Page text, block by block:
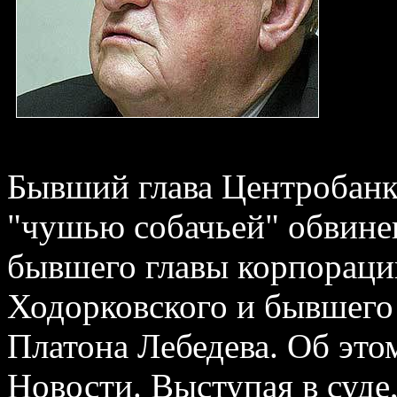
Бывший глава
"чушью собачьей"
бывшего главы
Ходорковского и
Платона Лебедева. Об
Новости. Выступая в